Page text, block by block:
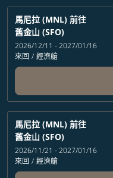
馬尼拉 (MNL) 前往
舊金山 (SFO)
2026/12/11 - 2027/01/16
來回 / 經濟艙
馬尼拉 (MNL) 前往
舊金山 (SFO)
2026/11/21 - 2027/01/16
來回 / 經濟艙